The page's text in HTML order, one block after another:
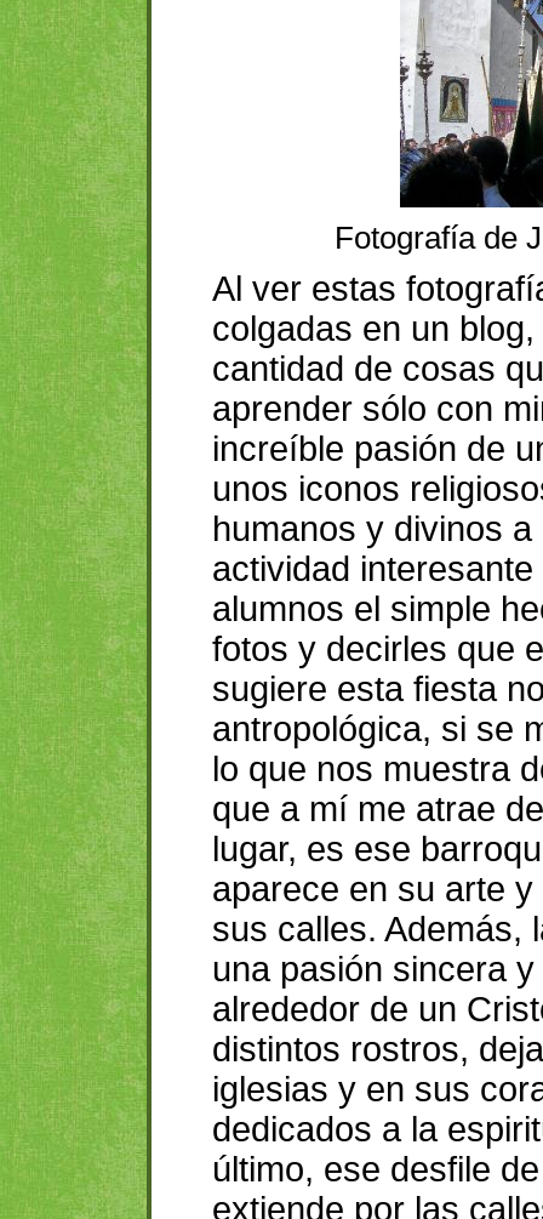
Fotografía de
Al ver estas
colgadas en un
cantidad de cosas
aprender sólo con
increíble pasión de
unos iconos
humanos y divinos
actividad
alumnos el simple
fotos y decirles que
sugiere esta fiesta
antropológica, si se
lo que nos muestra
que a mí me atrae
lugar, es ese
aparece en su arte
sus calles. Además,
una pasión sincera
alrededor de un
distintos rostros,
iglesias y en sus
dedicados a la
último, ese desfile
extiende por las